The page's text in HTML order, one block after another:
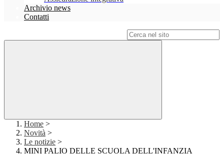
Archivio news
Contatti
Home >
Novità >
Le notizie >
MINI PALIO DELLE SCUOLA DELL'INFANZIA